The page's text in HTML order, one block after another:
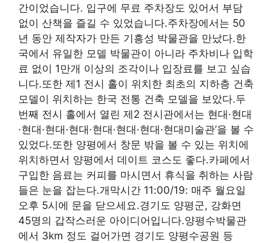
간이었습니다. 입구에 무료 주차장도 있어서 부담
없이 산책을 즐길 수 있었습니다.주차장에서는 50
년 동안 제작자가 만든 기흥성 박물관을 만났다.한
국에서 유일한 모델 박물관이 아니라 주차비나 입학
료 없이 1만개 이상의 조각이나 입장료를 보고 싶습
니다.또한 제1 전시 홀이 위치한 최초의 지하층 건축
모델이 위치하는 한국 전통 건축 모델을 보았다.두
번째 전시 홀에서 열린 제2 전시관에서는 현대·현대
·현대·현대·현대·현대·현대·현대·현대미술관’을 볼 수
있었다.또한 양평에서 창문 밖을 볼 수 있는 위치에
위치하면서 양평에서 데이트 코스도 좋다.카페에서
구입한 음료는 커피를 마시면서 휴식을 취하는 사람
들은 눈을 잡는다.개막시간 11:00/19: 매주 월요일
오후 5시에 문을 닫으세요.경기도 양평군, 강화면
45명의 갑작스러운 아이디어입니다.양평수박물관
에서 3km 정도 걸어가면 경기도 양평수공원 등